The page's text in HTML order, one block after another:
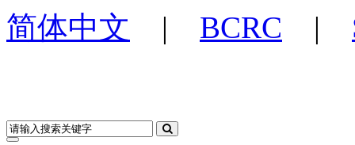
简体中文 | BCRC |